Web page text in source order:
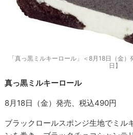
「真っ黒ミルキーロール」＜8月18日（金
日】
真っ黒ミルキーロール
8月18日（金）発売、税込490円
ブラックロールスポンジ生地でミル